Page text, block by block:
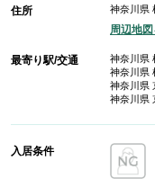
住所 神奈川県
周辺地
最寄り駅/交通
神奈川県
神奈川県
神奈川県
神奈川県
入居条件